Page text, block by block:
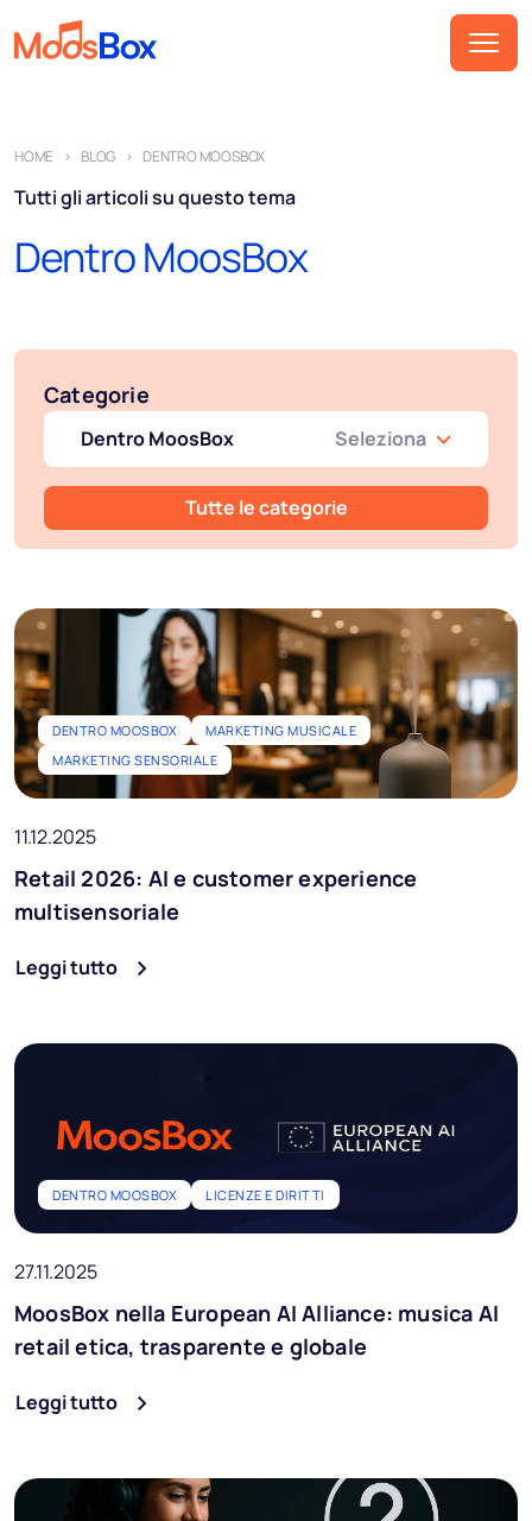
Playlist
Spot
Settori
Chi siamo
Partner
Come funziona
Licenza
Blog
Podcast
Provala gratis
Ai Music
IT
HOME BLOG DENTRO MOOSBOX
Tutti gli articoli su questo tema
Dentro MoosBox
Categorie
Dentro MoosBox Seleziona
Tutte le categorie
DENTRO MOOSBOX
MARKETING MUSICALE
MARKETING SENSORIALE
11.12.2025
Retail 2026: AI e customer experience
multisensoriale
Leggi tutto
DENTRO MOOSBOX LICENZE E DIRITTI
27.11.2025
MoosBox nella European AI Alliance: musica AI
retail etica, trasparente e globale
Leggi tutto